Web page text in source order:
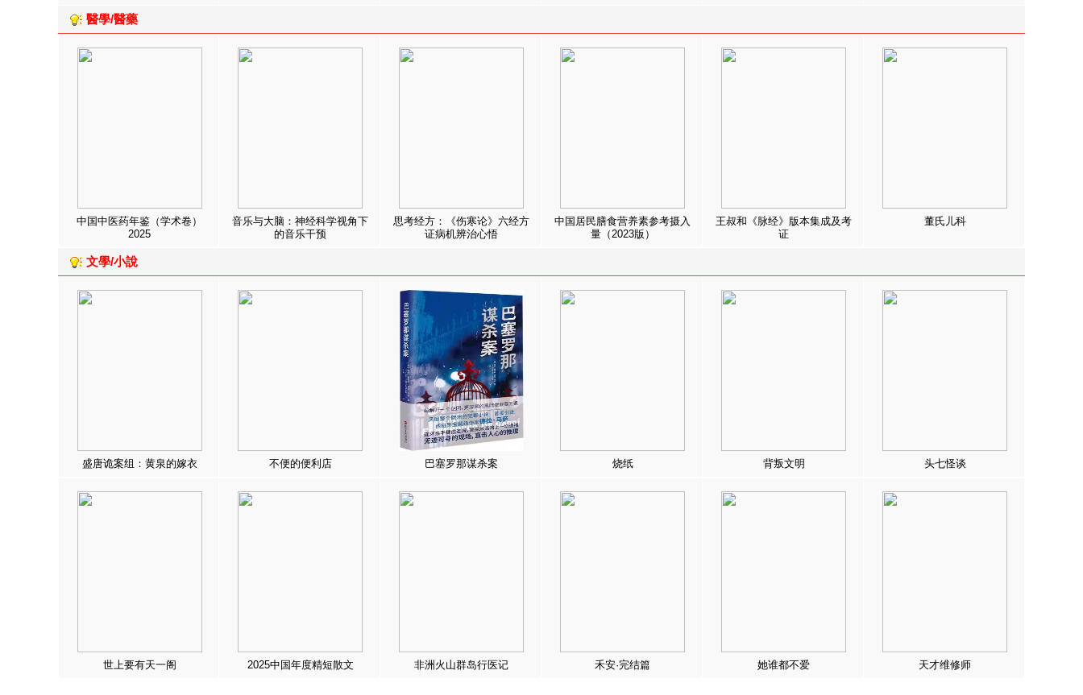
醫學/醫藥
中国中医药年鉴（学术卷）
2025
音乐与大脑：神经科学视角下
的音乐干预
思考经方：《伤寒论》六经方
证病机辨治心悟
中国居民膳食营养素参考摄入
量（2023版）
王叔和《脉经》版本集成及考
证
董氏儿科
文學/小說
盛唐诡案组：黄泉的嫁衣 不便的便利店 巴塞罗那谋杀案 烧纸 背叛文明 头七怪谈
世上要有天一阁 2025中国年度精短散文 非洲火山群岛行医记 禾安·完结篇 她谁都不爱 天才维修师